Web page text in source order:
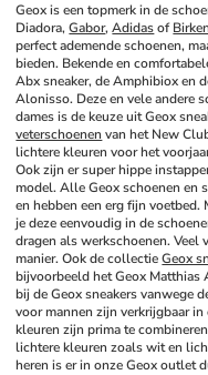
Geox is een topmerk in de
Diadora, Gabor, Adidas of
perfect ademende schoenen,
bieden. Bekende en
Abx sneaker, de Amphibiox en
Alonisso. Deze en vele andere
veterschoenen van het New
lichtere kleuren voor het
Ook zijn er super hippe
model. Alle Geox schoenen en
en hebben een erg fijn
je deze eenvoudig in de
dragen als werkschoenen. Veel
manier. Ook de collectie Geox
bijvoorbeeld het Geox Matthias
bij de Geox sneakers vanwege
voor mannen zijn verkrijgbaar
kleuren zijn prima te
lichtere kleuren zoals wit en
heren is er in onze Geox outlet